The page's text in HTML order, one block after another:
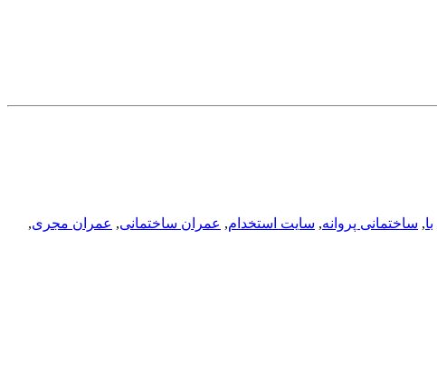
با, ساختمانی پروانه, سایت استخدام, عمران ساختمانی, عمران مجری,